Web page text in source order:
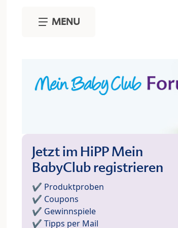
MENU
Jetzt im HiPP Mein
BabyClub registrieren
✔️ Produktproben
✔️ Coupons
✔️ Gewinnspiele
✔️ Tipps per Mail